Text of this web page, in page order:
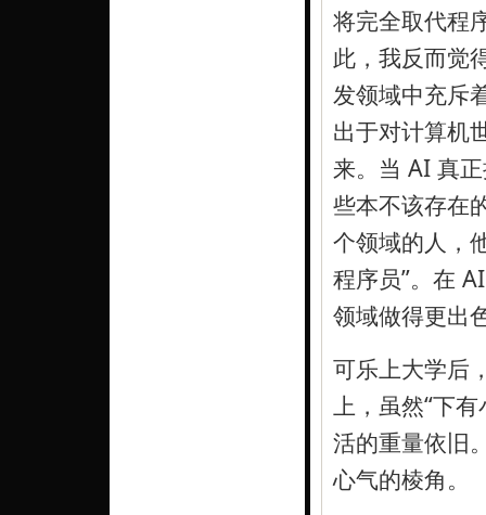
将完全取代程
此，我反而觉
发领域中充斥
出于对计算机
来。当 AI 真
些本不该存在
个领域的人，
程序员”。在
领域做得更出
可乐上大学后
上，虽然“下
活的重量依旧
心气的棱角。